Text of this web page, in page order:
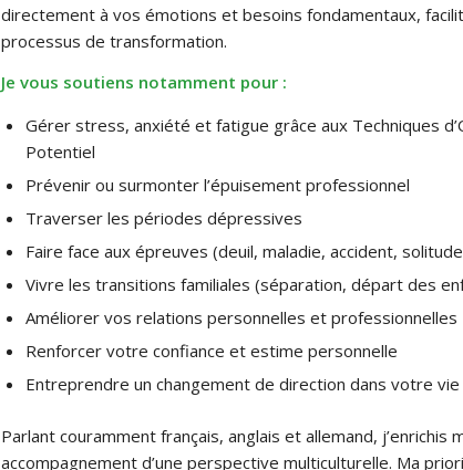
directement à vos émotions et besoins fondamentaux,
processus de transformation.
Je vous soutiens notamment pour :
Gérer stress, anxiété et fatigue grâce aux Techniques
Potentiel
Prévenir ou surmonter l’épuisement professionnel
Traverser les périodes dépressives
Faire face aux épreuves (deuil, maladie, accident,
Vivre les transitions familiales (séparation, départ des
Améliorer vos relations personnelles et professionnelles
Renforcer votre confiance et estime personnelle
Entreprendre un changement de direction dans votre vie
Parlant couramment français, anglais et allemand, j’enrichis
accompagnement d’une perspective multiculturelle. Ma